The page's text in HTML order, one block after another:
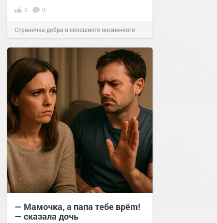
0 0
Страничка добра и сплошного жизненного
позитива!17:4021 май 2025
— Мамочка, а папа тебе врёm!
— сказала дочь